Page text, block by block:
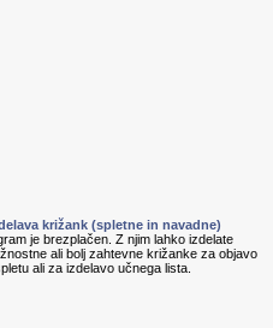
križank (spletne in navadne)
je brezplačen. Z njim lahko izdelate
ali bolj zahtevne križanke za objavo
ali za izdelavo učnega lista.